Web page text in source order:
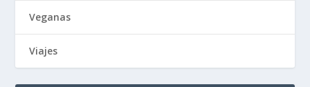
Veganas
Viajes